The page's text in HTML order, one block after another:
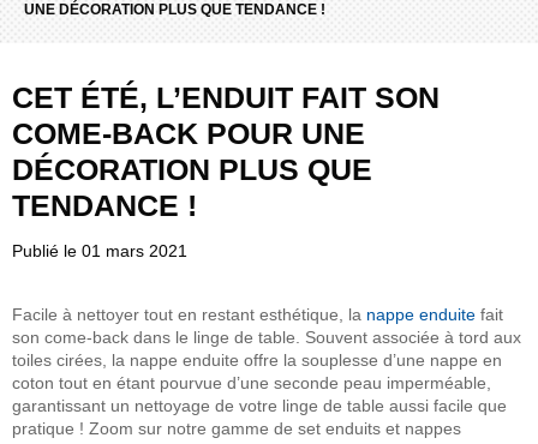
UNE DÉCORATION PLUS QUE TENDANCE !
CET ÉTÉ, L’ENDUIT FAIT SON
COME-BACK POUR UNE
DÉCORATION PLUS QUE
TENDANCE !
Publié le 01 mars 2021
Facile à nettoyer tout en restant esthétique, la nappe enduite fait
son come-back dans le linge de table. Souvent associée à tord aux
toiles cirées, la nappe enduite offre la souplesse d’une nappe en
coton tout en étant pourvue d’une seconde peau imperméable,
garantissant un nettoyage de votre linge de table aussi facile que
pratique ! Zoom sur notre gamme de set enduits et nappes